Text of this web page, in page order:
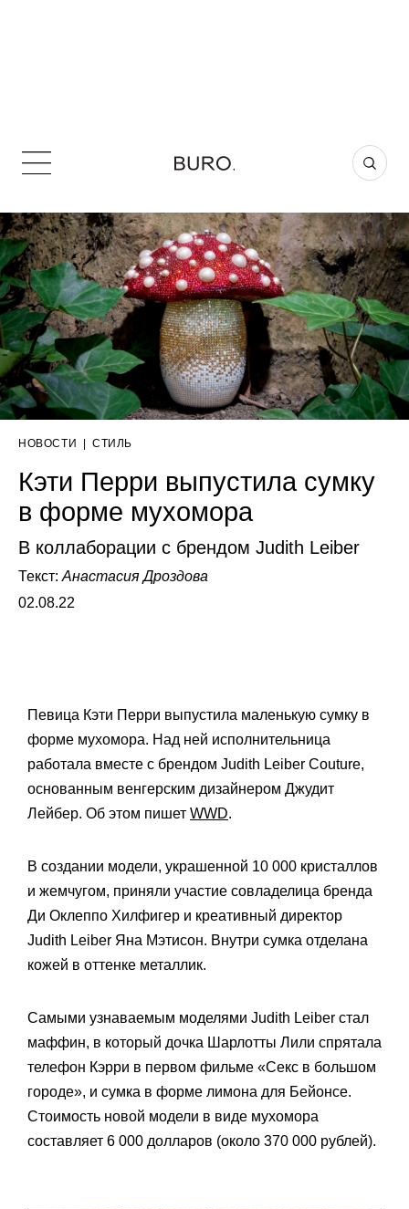
НОВОСТИ СТИЛЬ
Кэти Перри выпустила сумку
в форме мухомора
В коллаборации с брендом Judith Leiber
Текст: Анастасия Дроздова
02.08.22
Певица Кэти Перри выпустила маленькую сумку в
форме мухомора. Над ней исполнительница
работала вместе с брендом Judith Leiber Couture,
основанным венгерским дизайнером Джудит
Лейбер. Об этом пишет WWD.
В создании модели, украшенной 10 000 кристаллов
и жемчугом, приняли участие совладелица бренда
Ди Оклеппо Хилфигер и креативный директор
Judith Leiber Яна Мэтисон. Внутри сумка отделана
кожей в оттенке металлик.
Самыми узнаваемым моделями Judith Leiber стал
маффин, в который дочка Шарлотты Лили спрятала
телефон Кэрри в первом фильме «Секс в большом
городе», и сумка в форме лимона для Бейонсе.
Стоимость новой модели в виде мухомора
составляет 6 000 долларов (около 370 000 рублей).